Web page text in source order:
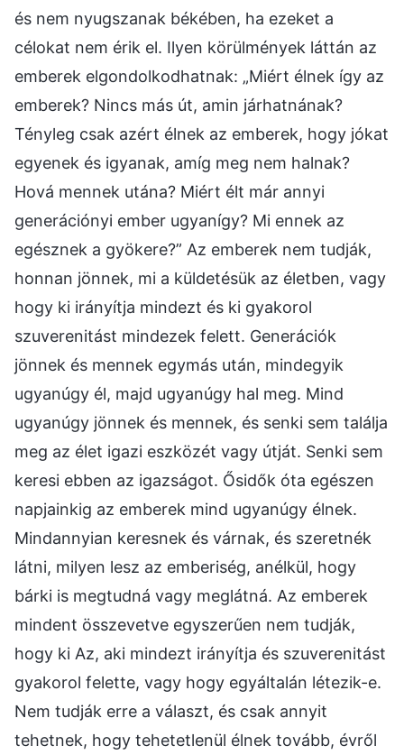
és nem nyugszanak békében, ha ezeket a
célokat nem érik el. Ilyen körülmények láttán az
emberek elgondolkodhatnak: „Miért élnek így az
emberek? Nincs más út, amin járhatnának?
Tényleg csak azért élnek az emberek, hogy jókat
egyenek és igyanak, amíg meg nem halnak?
Hová mennek utána? Miért élt már annyi
generációnyi ember ugyanígy? Mi ennek az
egésznek a gyökere?” Az emberek nem tudják,
honnan jönnek, mi a küldetésük az életben, vagy
hogy ki irányítja mindezt és ki gyakorol
szuverenitást mindezek felett. Generációk
jönnek és mennek egymás után, mindegyik
ugyanúgy él, majd ugyanúgy hal meg. Mind
ugyanúgy jönnek és mennek, és senki sem találja
meg az élet igazi eszközét vagy útját. Senki sem
keresi ebben az igazságot. Ősidők óta egészen
napjainkig az emberek mind ugyanúgy élnek.
Mindannyian keresnek és várnak, és szeretnék
látni, milyen lesz az emberiség, anélkül, hogy
bárki is megtudná vagy meglátná. Az emberek
mindent összevetve egyszerűen nem tudják,
hogy ki Az, aki mindezt irányítja és szuverenitást
gyakorol felette, vagy hogy egyáltalán létezik-e.
Nem tudják erre a választ, és csak annyit
tehetnek, hogy tehetetlenül élnek tovább, évről